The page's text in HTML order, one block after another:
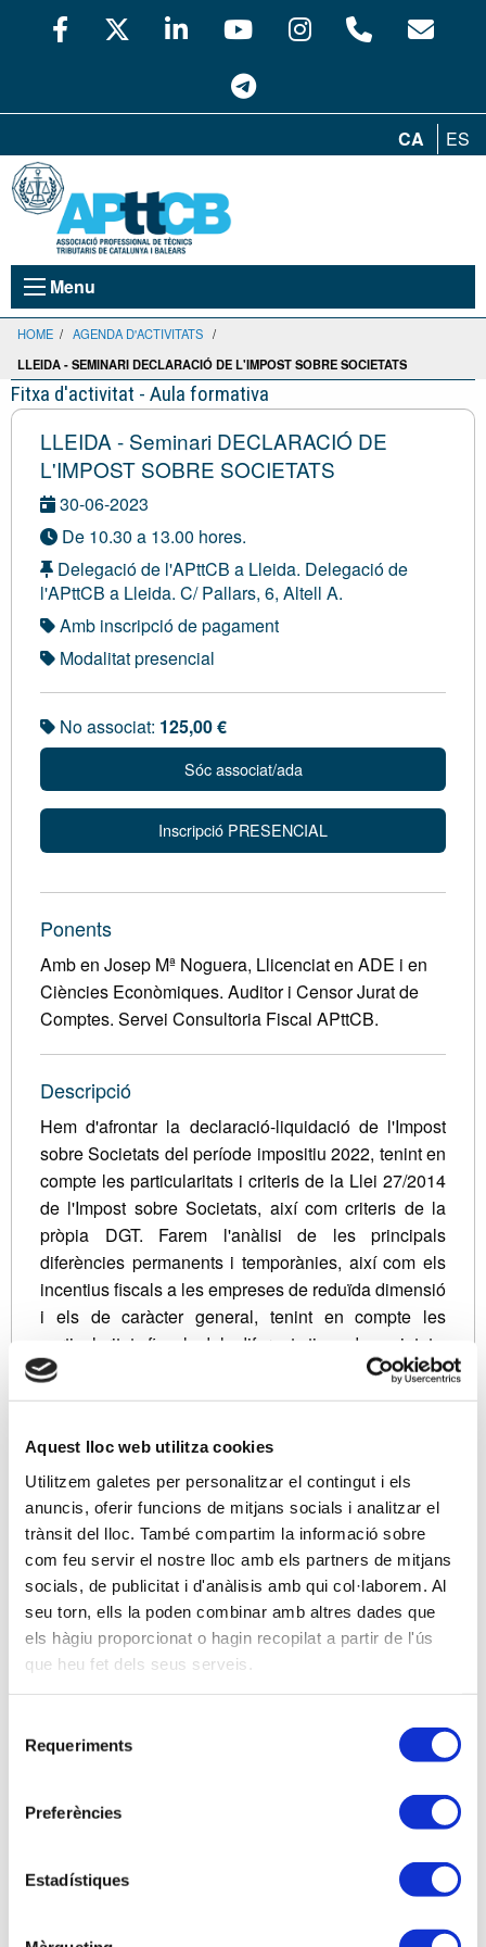
Aquest lloc web utilitza cookies
Utilitzem galetes per personalitzar el contingut i els
anuncis, oferir funcions de mitjans socials i analitzar el
trànsit del lloc. També compartim la informació sobre
com feu servir el nostre lloc amb els partners de mitjans
socials, de publicitat i d'anàlisis amb qui col·laborem. Al
seu torn, ells la poden combinar amb altres dades que
els hàgiu proporcionat o hagin recopilat a partir de l'ús
que heu fet dels seus serveis.
Requeriments
Preferències
Estadístiques
CA ES
Menu
HOME / AGENDA D'ACTIVITATS /
LLEIDA - SEMINARI DECLARACIÓ DE L'IMPOST SOBRE SOCIETATS
Fitxa d'activitat - Aula formativa
LLEIDA - Seminari DECLARACIÓ DE
L'IMPOST SOBRE SOCIETATS
30-06-2023
De 10.30 a 13.00 hores.
Delegació de l'APttCB a Lleida. Delegació de
l'APttCB a Lleida. C/ Pallars, 6, Altell A.
Amb inscripció de pagament
Modalitat presencial
No associat: 125,00 €
Sóc associat/ada
Inscripció PRESENCIAL
Ponents
Amb en Josep Mª Noguera, Llicenciat en ADE i en
Ciències Econòmiques. Auditor i Censor Jurat de
Comptes. Servei Consultoria Fiscal APttCB.
Descripció
Hem d'afrontar la declaració-liquidació de l'Impost
sobre Societats del període impositiu 2022, tenint en
compte les particularitats i criteris de la Llei 27/2014
de l'Impost sobre Societats, així com criteris de la
pròpia DGT. Farem l'anàlisi de les principals
diferències permanents i temporànies, així com els
incentius fiscals a les empreses de reduïda dimensió
i els de caràcter general, tenint en compte les
particularitats fiscals dels diferents tipus de societats,
i d’acord al següent sumari:
principals del Model 200:Ajustos fiscals més
Base Imposable: diferències permanents i
temporànies, i menció a la informació a consignar en
la declaració-liquidació, en relació a aquestes
diferències.
2.Dades fiscals AEAT a contrastar i magnituds
rellevants:xifra de negoci, costos de personal,
informació de caràcter mercantil, sancions tributàries
respecte els moviments financers societaris
realitzats de cobraments i pagaments.
Comunicacions possibles de l'AEAT, en relació a les
magnituds consignades en la declaració.
4. Aspectes relatius a les societats patrimonials,